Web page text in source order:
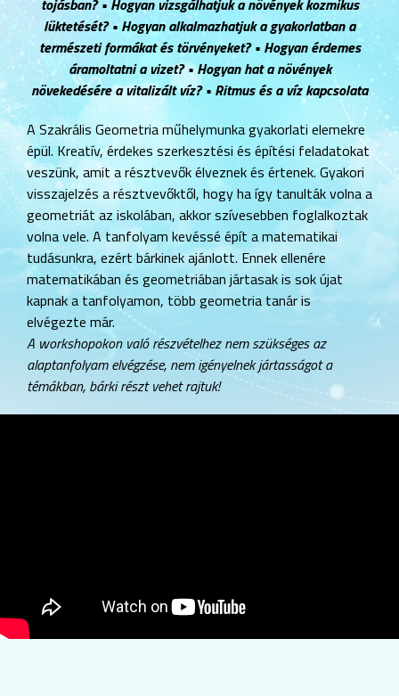
lüktetését?• Hogyan alkalmazhatjuk a gyakorlatban a
természeti formákat és törvényeket? • Hogyan érdemes
áramoltatni a vizet? • Hogyan hat a növények
növekedésére a vitalizált víz? • Ritmus és a víz kapcsolata
A Szakrális Geometria műhelymunka gyakorlati elemekre
épül. Kreatív, érdekes szerkesztési és építési feladatokat
veszünk, amit a résztvevők élveznek és értenek. Gyakori
visszajelzés a résztvevőktől, hogy ha így tanulták volna a
geometriát az iskolában, akkor szívesebben foglalkoztak
volna vele. A tanfolyam kevéssé épít a matematikai
tudásunkra, ezért bárkinek ajánlott. Ennek ellenére
matematikában és geometriában jártasak is sok újat
kapnak a tanfolyamon, több geometria tanár is
elvégezte már.
A workshopokon való részvételhez nem szükséges az
alaptanfolyam elvégzése, nem igényelnek jártasságot a
témákban, bárki részt vehet rajtuk!